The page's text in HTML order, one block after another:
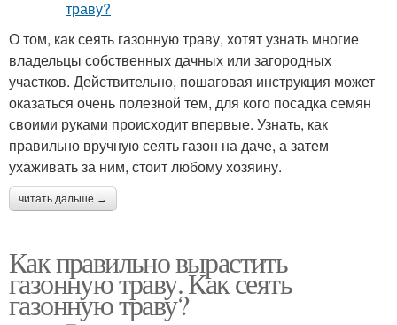
О том, как сеять газонную траву, хотят узнать многие
владельцы собственных дачных или загородных
участков. Действительно, пошаговая инструкция может
оказаться очень полезной тем, для кого посадка семян
своими руками происходит впервые. Узнать, как
правильно вручную сеять газон на даче, а затем
ухаживать за ним, стоит любому хозяину.
читать дальше →
Как правильно вырастить
газонную траву. Как сеять
газонную траву?